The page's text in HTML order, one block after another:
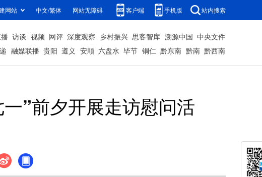
网站 中文/繁体 网站无障碍 客户端 手机版 站内搜索
访谈 视频 网评 深度观察 乡村振兴 思客智库 溯源中国 中央文件
融媒联播 贵阳 遵义 安顺 六盘水 毕节 铜仁 黔东南 黔南 黔西南
”前夕开展走访慰问活